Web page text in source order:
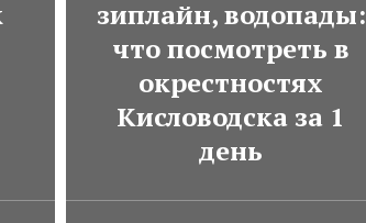
зиплайн, водопады:
что посмотреть в
окрестностях
Кисловодска за 1
день